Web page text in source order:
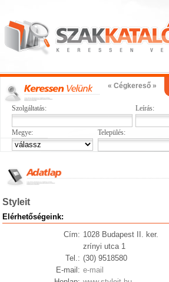
« Cégkereső »
Szolgáltatás: Leírás:
Megye: Település:
Styleit
Elérhetőségeink:
Cím: 1028 Budapest II. ker.
zrínyi utca 1
Tel.: (30) 9518580
E-mail: e-mail